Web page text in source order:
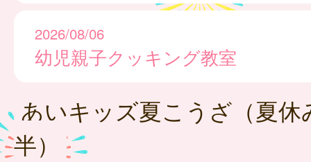
2026/08/06
幼児親子クッキング教室
あいキッズ夏こうざ（夏
半）